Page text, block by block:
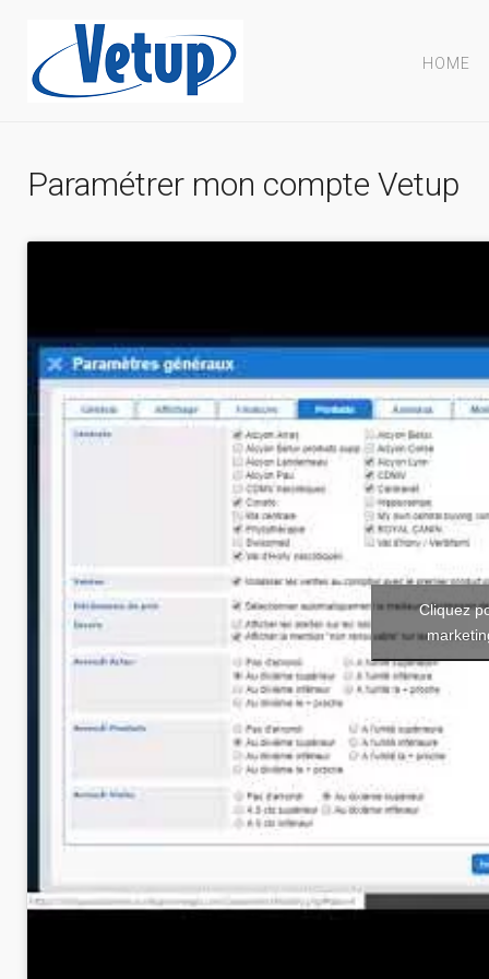
HOME
Paramétrer mon compte Vetup
Cliquez